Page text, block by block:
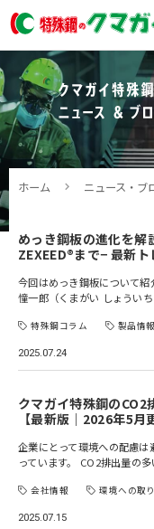
ホーム ニュース・ブ
めっき鋼板の進化を解
ZEXEED®まで− 最新
今回はめっき鋼板について
憧一郎（くまがい しょうい
特殊鋼コラム 製品情報
2025.07.24
クマガイ特殊鋼のCO2
【最新版｜2026年5月
企業にとって環境への配慮
っています。 CO2排出量の
会社情報 環境への取
2025.07.15